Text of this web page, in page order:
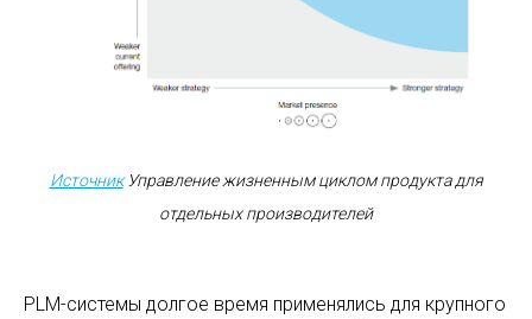
ИсточникУправление жизненным циклом продукта для
отдельных производителей
PLM-системы долгое время применялись для крупного